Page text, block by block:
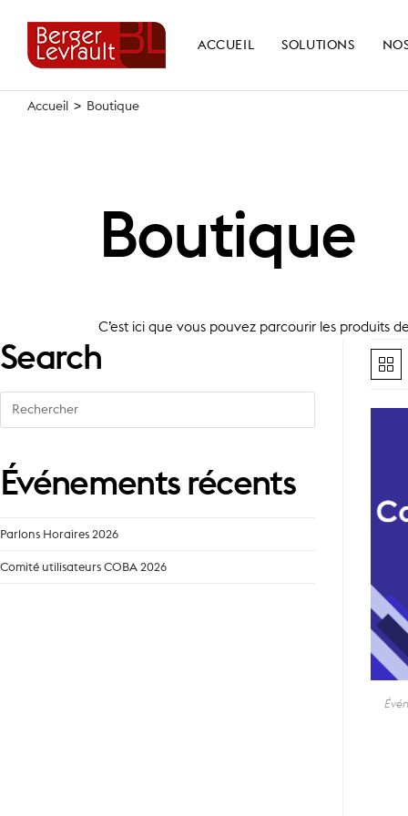
content
ACCUEIL SOLUTIONS
Accueil > Boutique
Boutique
C’est ici que vous pouvez parcourir les produits
Search
Search
for:
Événements récents
Parlons Horaires 2026
Comité utilisateurs COBA 2026